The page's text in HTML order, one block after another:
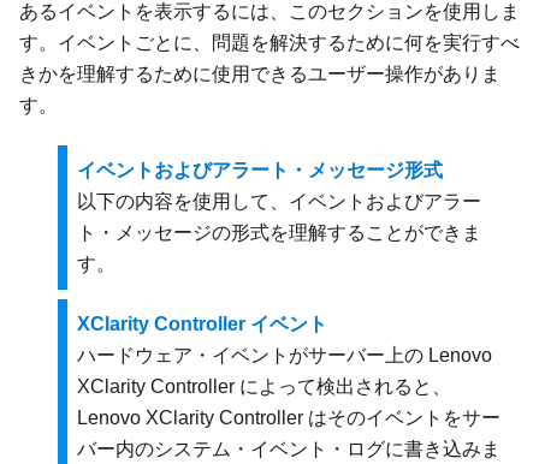
あるイベントを表示するには、このセクションを使用しま
す。イベントごとに、問題を解決するために何を実行すべ
きかを理解するために使用できるユーザー操作がありま
す。
イベントおよびアラート・メッセージ形式
以下の内容を使用して、イベントおよびアラー
ト・メッセージの形式を理解することができま
す。
XClarity Controller イベント
ハードウェア・イベントがサーバー上の Lenovo
XClarity Controller によって検出されると、
Lenovo XClarity Controller はそのイベントをサー
バー内のシステム・イベント・ログに書き込みま